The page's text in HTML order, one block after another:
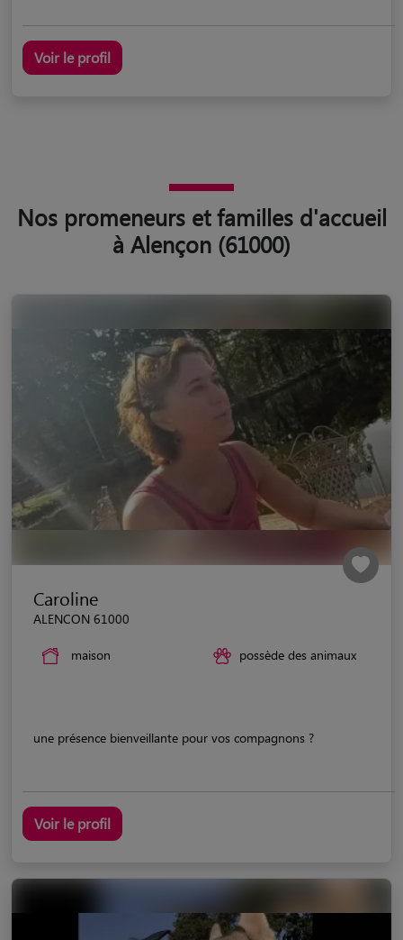
Voir le profil
Nos promeneurs et familles d'accueil
à Alençon (61000)
Caroline
ALENCON 61000
maison possède des animaux
une présence bienveillante pour vos compagnons ?
Voir le profil